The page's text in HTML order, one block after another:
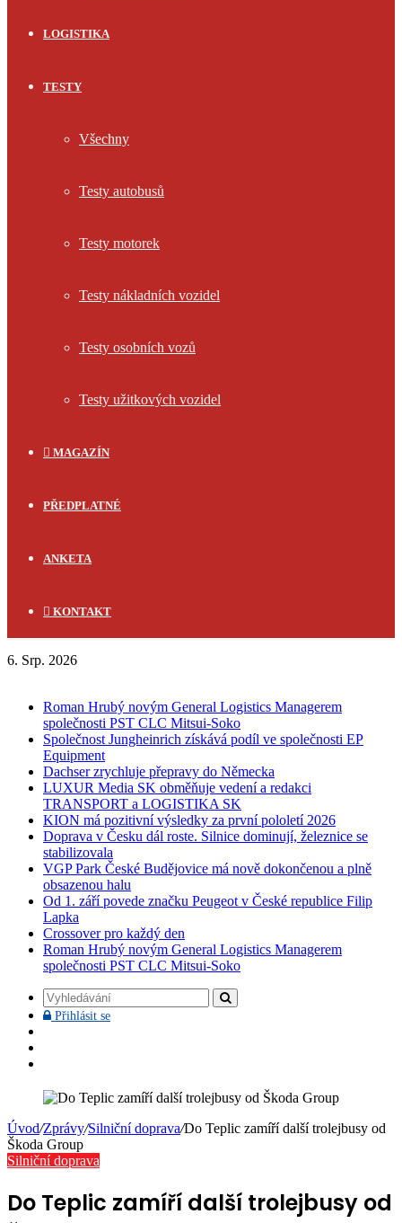
LOGISTIKA
TESTY
Všechny
Testy autobusů
Testy motorek
Testy nákladních vozidel
Testy osobních vozů
Testy užitkových vozidel
MAGAZÍN
PŘEDPLATNÉ
ANKETA
KONTAKT
6. Srp. 2026
Roman Hrubý novým General Logistics Managerem
společnosti PST CLC Mitsui-Soko
Společnost Jungheinrich získává podíl ve společnosti EP
Equipment
Dachser zrychluje přepravy do Německa
LUXUR Media SK obměňuje vedení a redakci
TRANSPORT a LOGISTIKA SK
KION má pozitivní výsledky za první pololetí 2026
Doprava v Česku dál roste. Silnice dominují, železnice se
stabilizovala
VGP Park České Budějovice má nově dokončenou a plně
obsazenou halu
Od 1. září povede značku Peugeot v České republice Filip
Lapka
Crossover pro každý den
Roman Hrubý novým General Logistics Managerem
společnosti PST CLC Mitsui-Soko
Vyhledávání
Přihlásit sePřihlásit
Úvod/Zprávy/Silniční doprava/Do Teplic zamíří další trolejbusy od
Škoda Group
Silniční doprava
Do Teplic zamíří další trolejbusy od